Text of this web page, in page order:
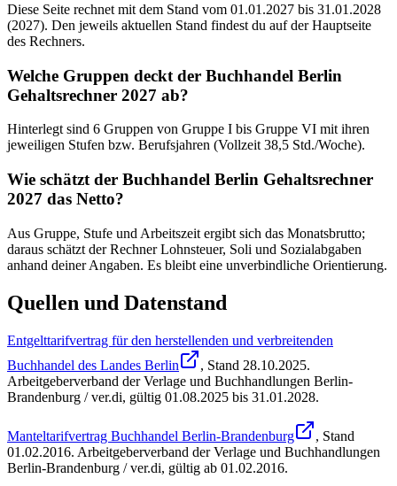
Diese Seite rechnet mit dem Stand vom 01.01.2027 bis 31.01.2028
(2027). Den jeweils aktuellen Stand findest du auf der Hauptseite
des Rechners.
Welche Gruppen deckt der Buchhandel Berlin
Gehaltsrechner 2027 ab?
Hinterlegt sind 6 Gruppen von Gruppe I bis Gruppe VI mit ihren
jeweiligen Stufen bzw. Berufsjahren (Vollzeit 38,5 Std./Woche).
Wie schätzt der Buchhandel Berlin Gehaltsrechner
2027 das Netto?
Aus Gruppe, Stufe und Arbeitszeit ergibt sich das Monatsbrutto;
daraus schätzt der Rechner Lohnsteuer, Soli und Sozialabgaben
anhand deiner Angaben. Es bleibt eine unverbindliche Orientierung.
Quellen und Datenstand
Entgelttarifvertrag für den herstellenden und verbreitenden
Buchhandel des Landes Berlin
, Stand 28.10.2025.
Arbeitgeberverband der Verlage und Buchhandlungen Berlin-
Brandenburg / ver.di, gültig 01.08.2025 bis 31.01.2028.
Manteltarifvertrag Buchhandel Berlin-Brandenburg
, Stand
01.02.2016. Arbeitgeberverband der Verlage und Buchhandlungen
Berlin-Brandenburg / ver.di, gültig ab 01.02.2016.